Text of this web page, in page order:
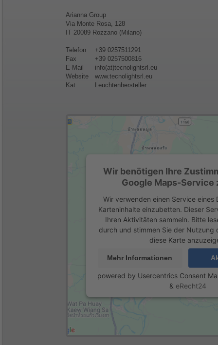
Arianna Group
Via Monte Rosa, 128
IT 20089 Rozzano (Milano)
Telefon
+39 0257511291
Fax
+39 0257500816
E-Mail
info(at)tecnolightsrl.eu
Website
www.tecnolightsrl.eu
Kat.
Leuchtenhersteller
Wir benötigen Ihre
Google Maps-Service
Wir verwenden einen Service eines
Karteninhalte einzubetten. Dieser
Ihren Aktivitäten sammeln. Bitte
durch und stimmen Sie der Nutzung
diese Karte
Mehr Informationen
powered by Usercentrics Consent
& eRecht24